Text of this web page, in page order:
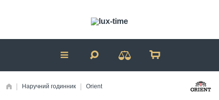
Наручний годинник Orient